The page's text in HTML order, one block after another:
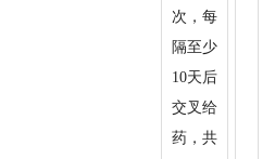
次，每
隔至少
10天后
交叉给
药，共